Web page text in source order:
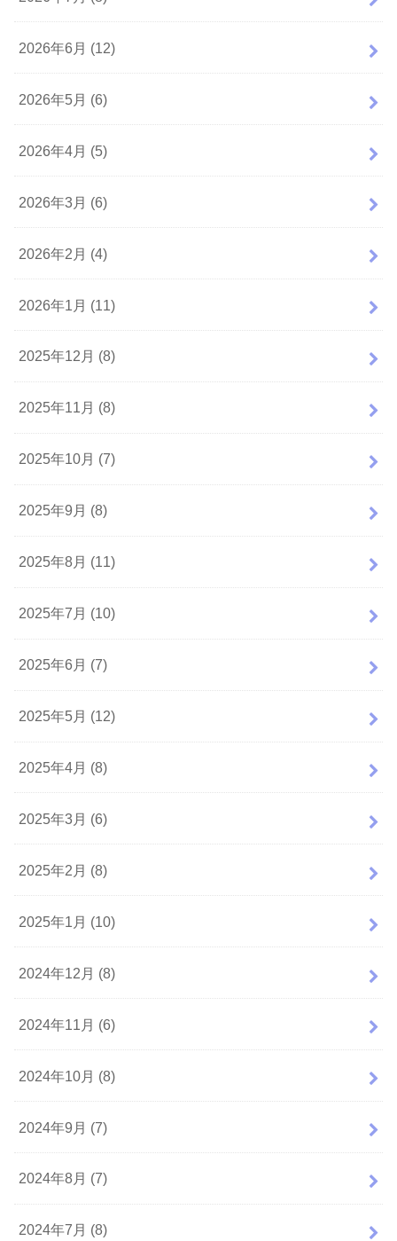
2026年6月 (12)
2026年5月 (6)
2026年4月 (5)
2026年3月 (6)
2026年2月 (4)
2026年1月 (11)
2025年12月 (8)
2025年11月 (8)
2025年10月 (7)
2025年9月 (8)
2025年8月 (11)
2025年7月 (10)
2025年6月 (7)
2025年5月 (12)
2025年4月 (8)
2025年3月 (6)
2025年2月 (8)
2025年1月 (10)
2024年12月 (8)
2024年11月 (6)
2024年10月 (8)
2024年9月 (7)
2024年8月 (7)
2024年7月 (8)